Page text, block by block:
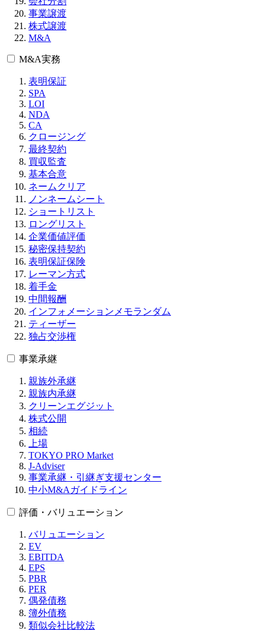
事業譲渡
株式譲渡
M&A
M&A実務
表明保証
SPA
LOI
NDA
CA
クロージング
最終契約
買収監査
基本合意
ネームクリア
ノンネームシート
ショートリスト
ロングリスト
企業価値評価
秘密保持契約
表明保証保険
レーマン方式
着手金
中間報酬
インフォメーションメモランダム
ティーザー
独占交渉権
事業承継
親族外承継
親族内承継
クリーンエグジット
株式公開
相続
上場
TOKYO PRO Market
J-Adviser
事業承継・引継ぎ支援センター
中小M&Aガイドライン
評価・バリュエーション
バリュエーション
EV
EBITDA
EPS
PBR
PER
偶発債務
簿外債務
類似会社比較法